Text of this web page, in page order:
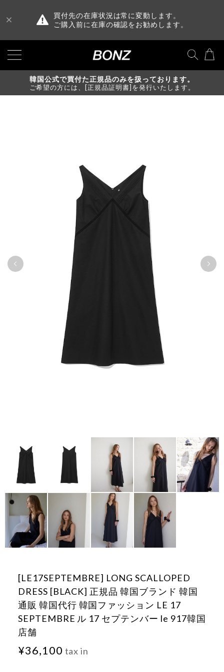
買付先の在庫状況は常に変動します。
ご購入前に在庫の確認をお勧めします。
韓国公式で買付た正規品のみを扱っております。
ご希望の方には、[正規品証明書]を発行いたします。
[LE17SEPTEMBRE] LONG SCALLOPED
DRESS [BLACK] 正規品 韓国ブランド 韓国
通販 韓国代行 韓国ファッション LE 17
SEPTEMBRE ル 17 セプテンバー le 917韓国
店舗
¥36,100 tax in